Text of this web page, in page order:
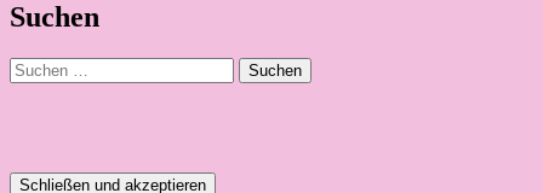
Suchen
Suchen
nach: